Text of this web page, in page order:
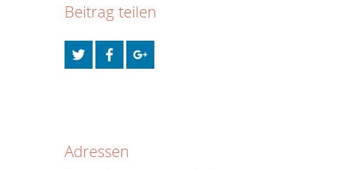
Beitrag teilen
Adressen